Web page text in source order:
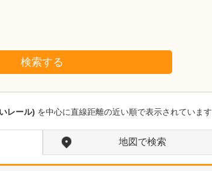
検索する
レール) を中心に直線距離の近い順で表示されています
地図で検索
沖縄県那覇市
友寄クリニック
貴院の特長を教えてください。
当院は常勤医3名の3診体
制に加え、非常勤の先生